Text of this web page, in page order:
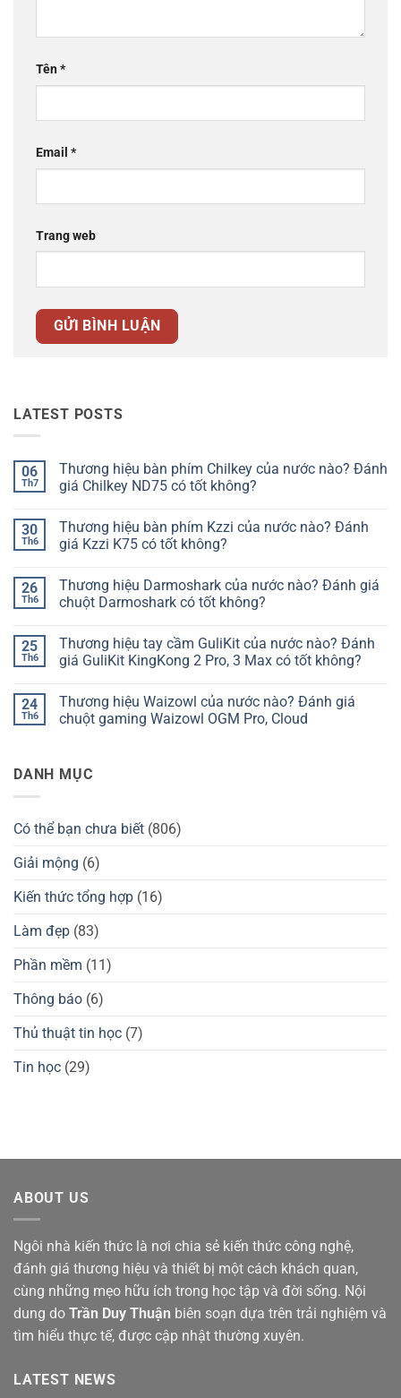
Tên*
Email *
Trang web
LATEST POSTS
06
Th7
Thương hiệu bàn phím Chilkey của nước nào? Đánh
giá Chilkey ND75 có tốt không?
bình
luận
ở
bàn
phím
Chilkey
nào?
Đánh
giá
tốt
không?
30
Th6
Thương hiệu bàn phím Kzzi của nước nào? Đánh
giá Kzzi K75 có tốt không?
bình
luận
ở
bàn
phím
Kzzi
nào?
Đánh
giá
tốt
không?
26
Th6
Thương hiệu Darmoshark của nước nào? Đánh giá
chuột Darmoshark có tốt không?
bình
luận
ở
Darmoshark
của
nước
chuột
Darmoshark
25
Th6
Thương hiệu tay cầm GuliKit của nước nào? Đánh
giá GuliKit KingKong 2 Pro, 3 Max có tốt không?
bình
luận
ở
cầm
GuliKit
Đánh
KingKong
3
tốt
24
Th6
Thương hiệu Waizowl của nước nào? Đánh giá
chuột gaming Waizowl OGM Pro, Cloud
luận
của
Đánh
gaming
OGM
Pro,
DANH MỤC
Có thể bạn chưa biết (806)
Giải mộng (6)
Kiến thức tổng hợp (16)
Làm đẹp (83)
Phần mềm (11)
Thông báo (6)
Thủ thuật tin học (7)
Tin học (29)
ABOUT US
Ngôi nhà kiến thức là nơi chia sẻ kiến thức công nghệ,
đánh giá thương hiệu và thiết bị một cách khách quan,
cùng những mẹo hữu ích trong học tập và đời sống. Nội
dung do Trần Duy Thuận biên soạn dựa trên trải nghiệm và
tìm hiểu thực tế, được cập nhật thường xuyên.
LATEST NEWS